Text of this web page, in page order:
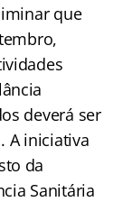
que
deverá ser
A iniciativa
da
Sanitária